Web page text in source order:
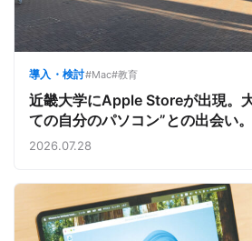
導入・検討#Mac#教育
近畿大学にApple Storeが出現。
ての自分のパソコン”との出会い
魅力と楽しさを、夏のオープンキ
2026.07.28